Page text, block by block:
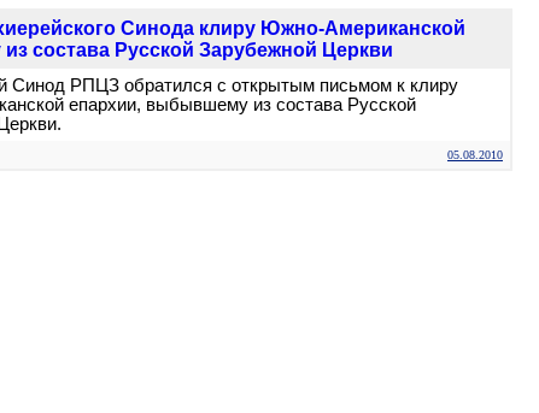
Синода клиру Южно-Американской
состава Русской Зарубежной Церкви
Синод РПЦЗ обратился с открытым письмом к клиру
епархии, выбывшему из состава Русской
05.08.2010